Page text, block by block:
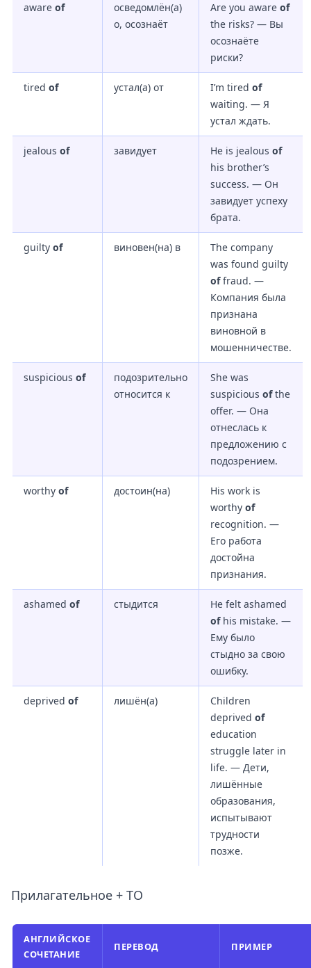
aware of
осведомлён(а)
о, осознаёт
Are you aware of
the risks? — Вы
осознаёте
риски?
tired of устал(а) от I’m tired of
waiting. — Я
устал ждать.
jealous of завидует He is jealous of
his brother’s
success. — Он
завидует успеху
брата.
guilty of виновен(на) в
The company
was found guilty
offraud. —
Компания была
признана
виновной в
мошенничестве.
suspicious of
подозрительно
относится к
She was
suspicious ofthe
offer. — Она
отнеслась к
предложению с
подозрением.
worthy of достоин(на)
His work is
worthy of
recognition. —
Его работа
достойна
признания.
ashamed of стыдится
He felt ashamed
ofhis mistake. —
Ему было
стыдно за свою
ошибку.
deprived of лишён(а)
Children
deprived of
education
struggle later in
life. — Дети,
лишённые
образования,
испытывают
трудности
позже.
Прилагательное + TO
АНГЛИЙСКОЕ
СОЧЕТАНИЕ
ПЕРЕВОД ПРИМЕР